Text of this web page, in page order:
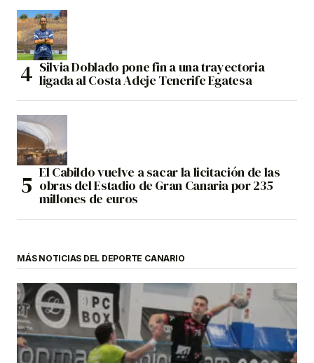
Silvia Doblado pone fin a una trayectoria
ligada al Costa Adeje Tenerife Egatesa
El Cabildo vuelve a sacar la licitación de las
obras del Estadio de Gran Canaria por 235
millones de euros
MÁS NOTICIAS DEL DEPORTE CANARIO